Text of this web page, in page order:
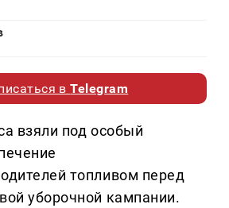
вTelegram
взяли под особый
топливом перед
уборочной кампании.